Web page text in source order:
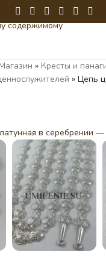
содержимому
Магазин » Кресты и
» Цепь